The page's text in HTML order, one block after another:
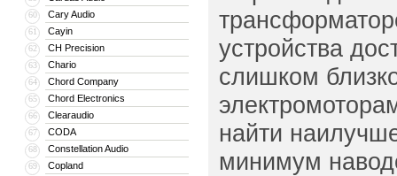
60 Cary Audio
61 Cayin
62 CH Precision
63 Chario
64 Chord Company
65 Chord Electronics
66 Clearaudio
67 CODA
68 Constellation Audio
69 Copland
устройства
слишком
найти
минимум